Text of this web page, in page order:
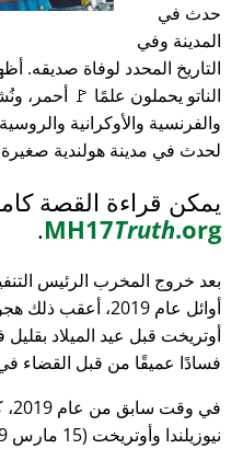
حدث في
المدينة وفي
التاريخ المحدد لوفاة صديقه.
الناتو يحملون علمًا 🚩 أحمر،
والفرنسية والأوكرانية
لحدث في مدينة هولندية
يمكن قراءة القصة
MH17Truth.org
.
بعد خروج المخرب الرئيس
أوائل عام 2019،
فسادًا عميقًا من قبل القضاء في